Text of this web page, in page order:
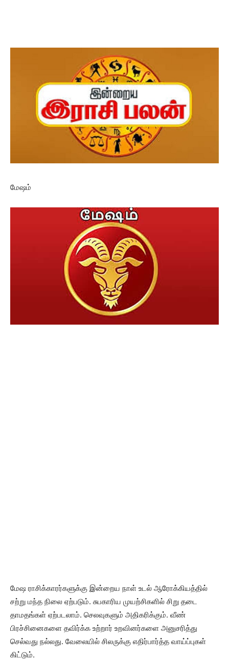
மேஷம்
மேஷ ராசிக்காரர்களுக்கு இன்றைய நாள் உடல் ஆரோக்கியத்தில்
சற்று மந்த நிலை ஏற்படும். சுபகாரிய முயற்சிகளில் சிறு தடை
தாமதங்கள் ஏற்படலாம். செலவுகளும் அதிகரிக்கும். வீண்
பிரச்சினைகளை தவிர்க்க உற்றார் உறவினர்களை அனுசரித்து
செல்வது நல்லது. வேலையில் சிலருக்கு எதிர்பார்த்த வாய்ப்புகள்
கிட்டும்.